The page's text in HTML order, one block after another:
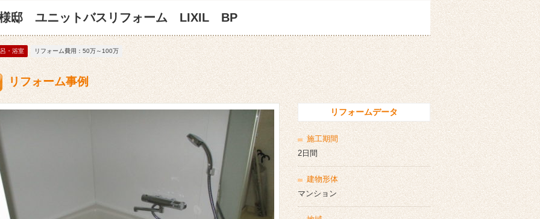
邸 ユニットバスリフォーム LIXIL BP
・浴室 リフォーム費用：50万～100万
リフォーム事例
リフォームデータ
施工期間
2日間
建物形体
マンション